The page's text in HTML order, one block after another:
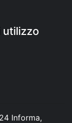
utilizzo
Informa,